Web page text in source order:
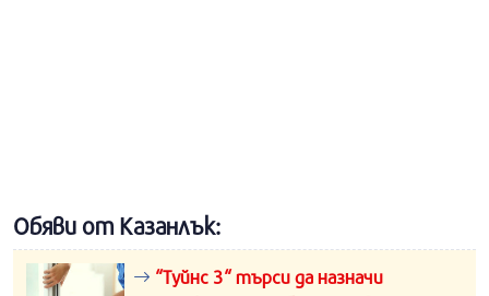
Обяви от Казанлък:
“Туйнс 3“ търси да назначи